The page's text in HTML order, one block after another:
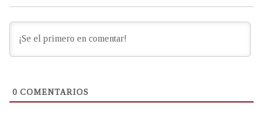
0 COMENTARIOS